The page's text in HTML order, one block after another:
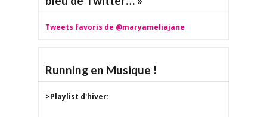
Tweets favoris de @maryameliajane
Running en Musique !
>Playlist d'hiver: